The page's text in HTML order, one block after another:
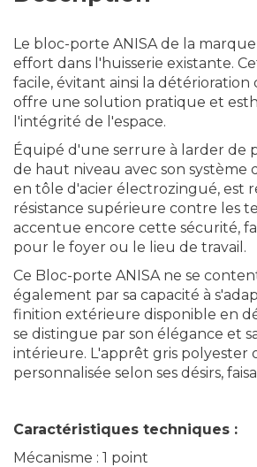
Le bloc-porte ANISA de la
effort dans l'huisserie existante.
facile, évitant ainsi la
offre une solution pratique et
l'intégrité de l'espace.
Équipé d'une serrure à larder de
de haut niveau avec son
en tôle d'acier électrozingué, est
résistance supérieure contre les
accentue encore cette sécurité,
pour le foyer ou le lieu de travail.
Ce Bloc-porte ANISA ne se
également par sa capacité à
finition extérieure disponible en
se distingue par son élégance et
intérieure. L'apprêt gris polyester
personnalisée selon ses désirs,
Caractéristiques techniques :
Mécanisme : 1 point